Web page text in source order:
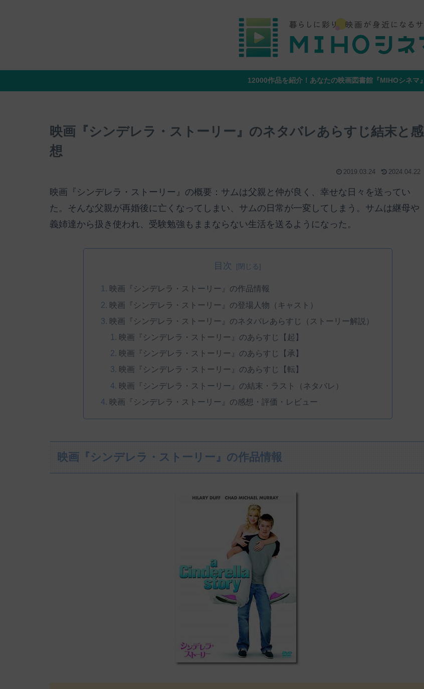
12000作品を紹介！あなたの映画図書館『MIHOシネマ』
映画『シンデレラ・ストーリー』のネタバレあらすじ結末と感
想
2019.03.24 2024.04.22
映画『シンデレラ・ストーリー』の概要：サムは父親と仲が良く、幸せな日々を送ってい
た。そんな父親が再婚後に亡くなってしまい、サムの日常が一変してしまう。サムは継母や
義姉達から扱き使われ、受験勉強もままならない生活を送るようになった。
目次
映画『シンデレラ・ストーリー』の作品情報
映画『シンデレラ・ストーリー』の登場人物（キャスト）
映画『シンデレラ・ストーリー』のネタバレあらすじ（ストーリー解説）
映画『シンデレラ・ストーリー』のあらすじ【起】
映画『シンデレラ・ストーリー』のあらすじ【承】
映画『シンデレラ・ストーリー』のあらすじ【転】
映画『シンデレラ・ストーリー』の結末・ラスト（ネタバレ）
映画『シンデレラ・ストーリー』の感想・評価・レビュー
映画『シンデレラ・ストーリー』の作品情報